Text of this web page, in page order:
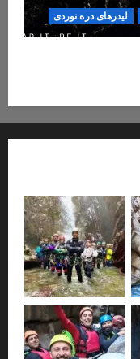
لیدرهای دره نوردی